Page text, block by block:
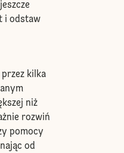
i odstaw
kilka
niż
rozwiń
pomocy
od